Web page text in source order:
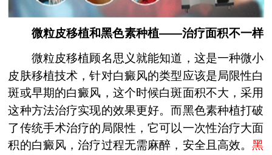
微粒皮移植和黑色素种植——治疗面积不一样
微粒皮移植顾名思义就能知道，这是一种微小
皮肤移植技术，针对白癜风的类型应该是局限性白
斑或早期的白癜风，这个时候白斑面积不大，采用
这种方法治疗实现的效果更好。而黑色素种植打破
了传统手术治疗的局限性，它可以一次性治疗大面
积的白癜风，治疗过程无需麻醉，安全且高效。黑